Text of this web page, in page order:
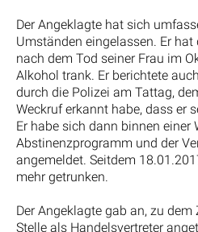
Der Angeklagte hat sich
Umständen eingelassen. Er
nach dem Tod seiner Frau im
Alkohol trank. Er berichtete
durch die Polizei am Tattag,
Weckruf erkannt habe, dass er
Er habe sich dann binnen einer
Abstinenzprogramm und der
angemeldet. Seitdem
mehr getrunken.
Der Angeklagte gab an, zu
Stelle als Handelsvertreter